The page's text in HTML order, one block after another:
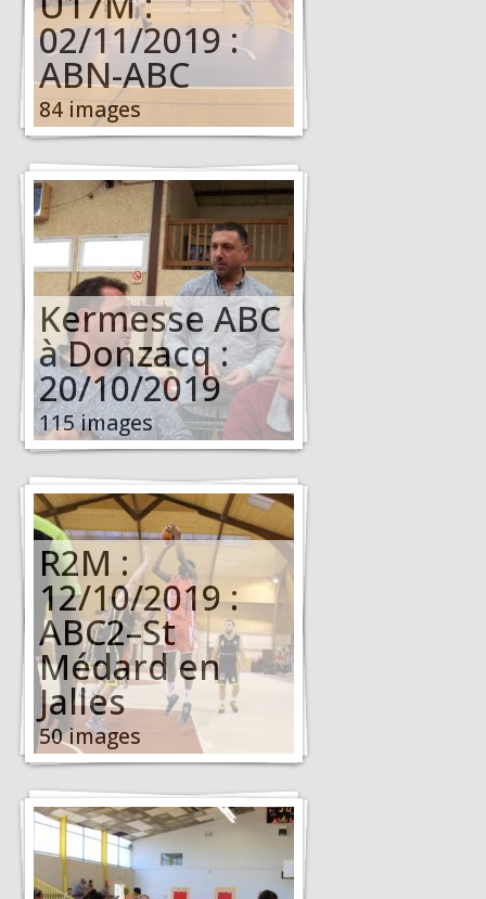
02/11/2019 :
ABN-ABC
84 images
Kermesse ABC
à Donzacq :
20/10/2019
115 images
R2M :
12/10/2019 :
ABC2–St
Médard en
Jalles
50 images